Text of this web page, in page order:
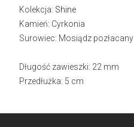
Kolekcja: Shine
Kamień: Cyrkonia
Surowiec: Mosiądz pozłacany
Długość zawieszki: 22 mm
Przedłużka: 5 cm